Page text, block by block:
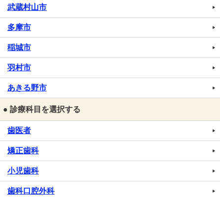
武蔵村山市
多摩市
稲城市
羽村市
あきる野市
● 診療科目を選択する
歯医者
矯正歯科
小児歯科
歯科口腔外科